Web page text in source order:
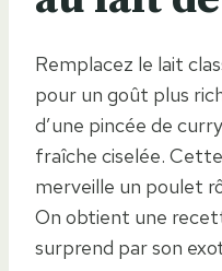
Remplacez le lait
pour un goût plus
d’une pincée de
fraîche ciselée.
merveille un poulet
On obtient une
surprend par son